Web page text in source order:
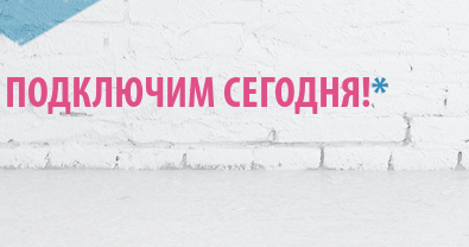
ПОДКЛЮЧИМ СЕГОДНЯ!*